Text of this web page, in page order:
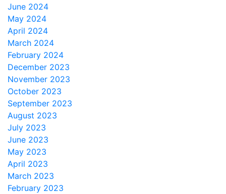
June 2024
May 2024
April 2024
March 2024
February 2024
December 2023
November 2023
October 2023
September 2023
August 2023
July 2023
June 2023
May 2023
April 2023
March 2023
February 2023